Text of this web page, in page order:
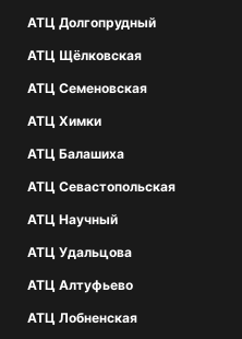
АТЦ Долгопрудный
АТЦ Щёлковская
АТЦ Семеновская
АТЦ Химки
АТЦ Балашиха
АТЦ Севастопольская
АТЦ Научный
АТЦ Удальцова
АТЦ Алтуфьево
АТЦ Лобненская